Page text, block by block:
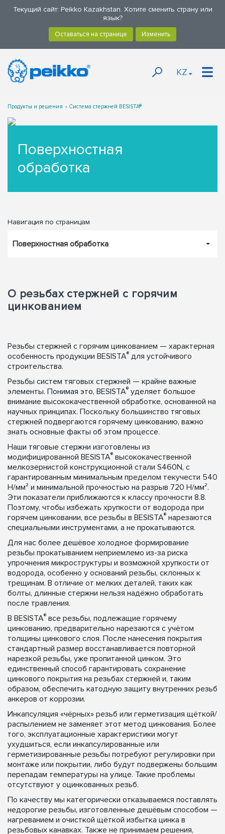
Текущий сайт: Peikko Kazakhstan. Хотите сменить страну или
язык?
KZ
Продукты и решения Система стержней BESISTA®
Поверхностная
обработка
Навигация по страницам
Поверхностная обработка
О резьбах стержней с горячим
цинкованием
Резьбы стержней с горячим цинкованием — характерная
особенность продукции BESISTA® для устойчивого
строительства.
Резьбы систем тяговых стержней — крайне важные
элементы. Понимая это, BESISTA® уделяет большое
внимание высококачественной обработке, основанной на
научных принципах. Поскольку большинство тяговых
стержней подвергаются горячему цинкованию, важно
знать основные факты об этом процессе.
Наши тяговые стержни изготовлены из
модифицированной BESISTA® высококачественной
мелкозернистой конструкционной стали S460N, с
гарантированным минимальным пределом текучести 540
Н/мм² и минимальной прочностью на разрыв 720 Н/мм².
Эти показатели приближаются к классу прочности 8.8.
Поэтому, чтобы избежать хрупкости от водорода при
горячем цинковании, все резьбы в BESISTA® нарезаются
специальными инструментами, а не прокатываются.
Для нас более дешёвое холодное формирование
резьбы прокатыванием неприемлемо из-за риска
упрочнения микроструктуры и возможной хрупкости от
водорода, особенно у оснований резьбы, склонных к
трещинам. В отличие от мелких деталей, таких как
болты, длинные стержни нельзя надёжно обработать
после травления.
В BESISTA® все резьбы, подлежащие горячему
цинкованию, предварительно нарезаются с учётом
толщины цинкового слоя. После нанесения покрытия
стандартный размер восстанавливается повторной
нарезкой резьбы, уже пропитанной цинком. Это
единственный способ гарантировать сохранение
цинкового покрытия на резьбах стержней и, таким
образом, обеспечить катодную защиту внутренних резьб
анкеров от коррозии.
Инкапсуляция «чёрных» резьб или герметизация щёткой/
распылением не заменяет этот метод цинкования. Более
того, эксплуатационные характеристики могут
ухудшиться, если инкапсулированные или
герметизированные резьбы потребуют регулировки при
монтаже или покрытии, либо будут подвержены большим
перепадам температуры на улице. Такие проблемы
отсутствуют у оцинкованных резьб.
По качеству мы категорически отказываемся поставлять
недорогие резьбы, изготовленные дешёвым способом —
нагреванием и очисткой щёткой избытка цинка в
резьбовых канавках. Также не принимаем решения,